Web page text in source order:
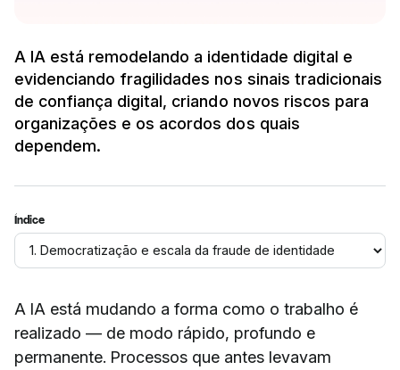
A IA está remodelando a identidade digital e
evidenciando fragilidades nos sinais tradicionais
de confiança digital, criando novos riscos para
organizações e os acordos dos quais
dependem.
Índice
A IA está mudando a forma como o trabalho é
realizado — de modo rápido, profundo e
permanente. Processos que antes levavam